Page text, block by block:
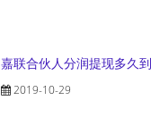
嘉联合伙人分润提现多久
2019-10-29